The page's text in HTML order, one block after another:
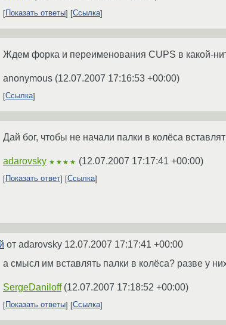
Показать ответы Ссылка
Ждем форка и переименования CUPS в какой-
anonymous (12.07.2007 17:16:53 +00:00)
Ссылка
Дай бог, чтобы не начали палки в колёса
adarovsky ★★★★ (12.07.2007 17:17:41 +00:00)
Показать ответ Ссылка
от adarovsky 12.07.2007 17:17:41 +00:00
а смысл им вставлять палки в колёса? разве у
SergeDaniloff (12.07.2007 17:18:52 +00:00)
Показать ответы Ссылка